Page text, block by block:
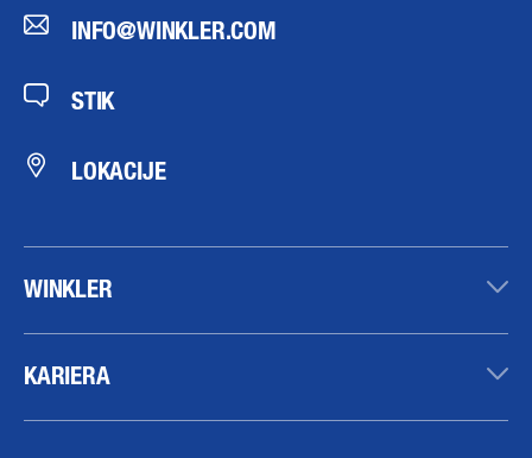
INFO@WINKLER.COM
STIK
LOKACIJE
WINKLER
KARIERA